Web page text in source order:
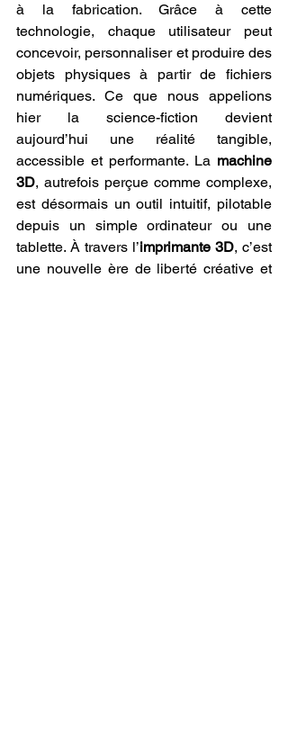
à la fabrication. Grâce à cette
technologie, chaque utilisateur peut
concevoir, personnaliser et produire des
objets physiques à partir de fichiers
numériques. Ce que nous appelions
hier la science-fiction devient
aujourd’hui une réalité tangible,
accessible et performante. La machine
3D, autrefois perçue comme complexe,
est désormais un outil intuitif, pilotable
depuis un simple ordinateur ou une
tablette. À travers l’imprimante 3D, c’est
une nouvelle ère de liberté créative et